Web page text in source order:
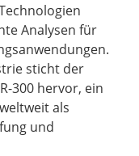
Analysen für
sticht der
300 hervor, ein
als
und